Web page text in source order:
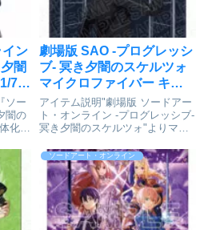
イン
闇
7
付
ソー
闇の
化！
んな
緒に
う！
...
劇場版 SAO -プログレッシ
ブ- 冥き夕闇のスケルツォ
マイクロファイバー キリ
ト 怪盗/警察 ver.[コンテン
ツシード]が好評発売中
アイテム説明"劇場版 ソードアー
ト・オンライン -プログレッシブ-
冥き夕闇のスケルツォ"よりマイ
ソードアート・オンライン -プロ
グレッシブ- 冥き夕闇のスケルツ
ォ_マイクロファイバー キリト
怪盗/警察 ve...
ソードアート・オンライン